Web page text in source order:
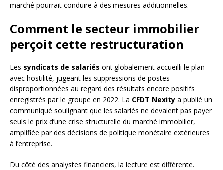
marché pourrait conduire à des mesures additionnelles.
Comment le secteur immobilier
perçoit cette restructuration
Les syndicats de salariés ont globalement accueilli le plan
avec hostilité, jugeant les suppressions de postes
disproportionnées au regard des résultats encore positifs
enregistrés par le groupe en 2022. La CFDT Nexity a publié un
communiqué soulignant que les salariés ne devaient pas payer
seuls le prix d’une crise structurelle du marché immobilier,
amplifiée par des décisions de politique monétaire extérieures
à l’entreprise.
Du côté des analystes financiers, la lecture est différente.